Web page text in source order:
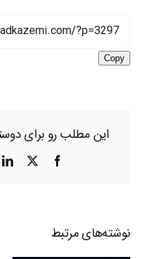
Copy
این مطلب رو برای
Facebook
X
نوشته‌‌های مرتبط